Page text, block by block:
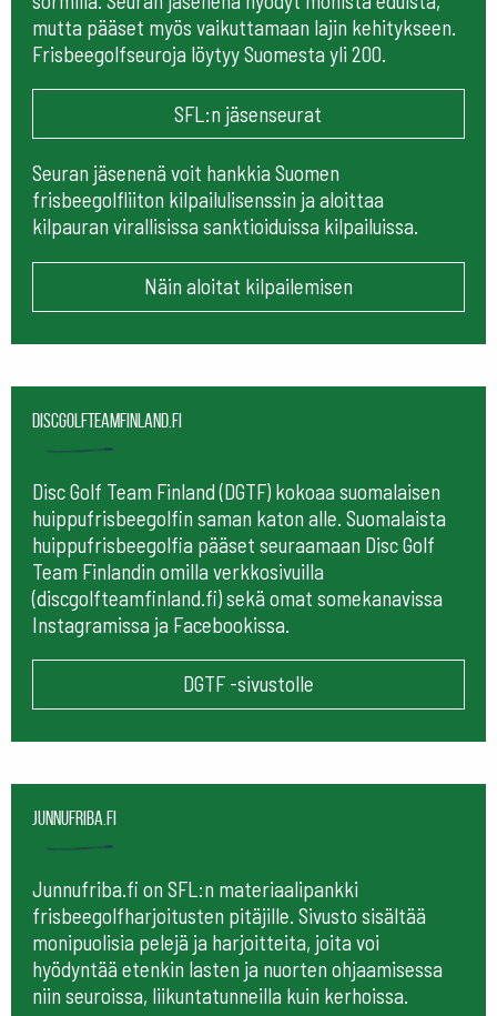
mutta pääset myös vaikuttamaan lajin kehitykseen.
Frisbeegolfseuroja löytyy Suomesta yli 200.
SFL:n jäsenseurat
Seuran jäsenenä voit hankkia Suomen
frisbeegolfliiton kilpailulisenssin ja aloittaa
kilpauran virallisissa sanktioiduissa kilpailuissa.
Näin aloitat kilpailemisen
Discgolfteamfinland.fi
Disc Golf Team Finland (DGTF) kokoaa suomalaisen
huippufrisbeegolfin saman katon alle. Suomalaista
huippufrisbeegolfia pääset seuraamaan Disc Golf
Team Finlandin omilla verkkosivuilla
(discgolfteamfinland.fi) sekä omat somekanavissa
Instagramissa ja Facebookissa.
DGTF -sivustolle
Junnufriba.fi
Junnufriba.fi on SFL:n materiaalipankki
frisbeegolfharjoitusten pitäjille. Sivusto sisältää
monipuolisia pelejä ja harjoitteita, joita voi
hyödyntää etenkin lasten ja nuorten ohjaamisessa
niin seuroissa, liikuntatunneilla kuin kerhoissa.